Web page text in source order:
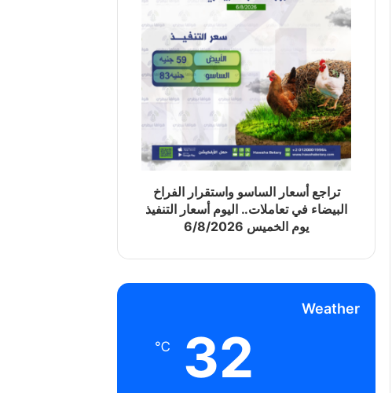
تراجع أسعار الساسو واستقرار الفراخ
البيضاء في تعاملات.. اليوم أسعار التنفيذ
يوم الخميس 6/8/2026
Weather
32
℃